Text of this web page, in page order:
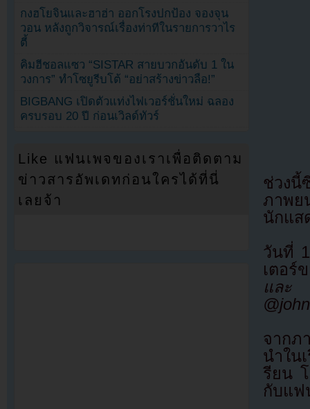
ช่วง
ภาพย
นักแส
วันที่
เตอ
และ
จากภ
นำใน
รียน
กับแฟ
กงฮโยจินและฮาฮ่า ออกโรงปกป้อง จองจุน
วอน หลังถูกวิจารณ์เรื่องท่าทีในรายการวาไร
ตี้
คิมฮีชอลแซว “SISTAR สายบวกอันดับ 1 ใน
วงการ” ทำโซยูรีบโต้ “อย่าสร้างข่าวลือ!”
BIGBANG เปิดตัวแท่งไฟเวอร์ชั่นใหม่ ฉลอง
ครบรอบ 20 ปี ก่อนเวิลด์ทัวร์
Like แฟนเพจของเราเพื่อติดตาม
ข่าวสารอัพเดทก่อนใครได้ที่นี่
เลยจ้า